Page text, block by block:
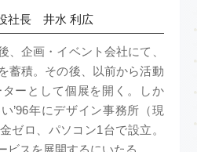
社長 井水 利広
、企画・イベント会社にて、
蓄積。その後、以前から活動
ーとして個展を開く。しか
’96年にデザイン事務所（現
ゼロ、パソコン1台で設立。
スを展開するにいたる。